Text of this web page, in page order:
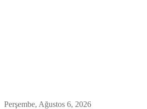
Perşembe, Ağustos 6, 2026